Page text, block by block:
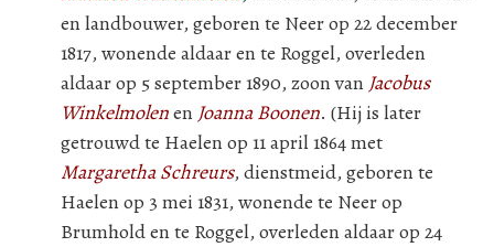
en landbouwer, geboren te Neer op 22 december
1817, wonende aldaar en te Roggel, overleden
aldaar op 5 september 1890, zoon van Jacobus
Winkelmolenen Joanna Boonen. (Hij is later
getrouwd te Haelen op 11 april 1864 met
Margaretha Schreurs, dienstmeid, geboren te
Haelen op 3 mei 1831, wonende te Neer op
Brumhold en te Roggel, overleden aldaar op 24